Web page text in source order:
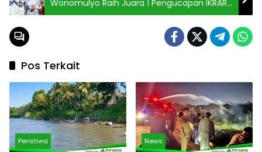
Wonomulyo Raih Juara 1 Pengucapan IKRAR
Guru Indonesia di Wonomulyo
Pos Terkait
Peristiwa News